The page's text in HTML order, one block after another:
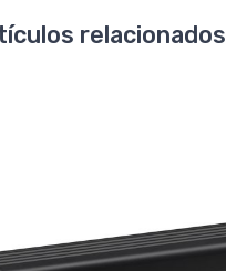
relacionados